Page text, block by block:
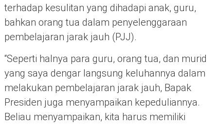
terhadap kesulitan yang dihadapi anak, guru,
bahkan orang tua dalam penyelenggaraan
pembelajaran jarak jauh (PJJ).
“Seperti halnya para guru, orang tua, dan murid
yang saya dengar langsung keluhannya dalam
melakukan pembelajaran jarak jauh, Bapak
Presiden juga menyampaikan kepeduliannya.
Beliau menyampaikan, kita harus memiliki